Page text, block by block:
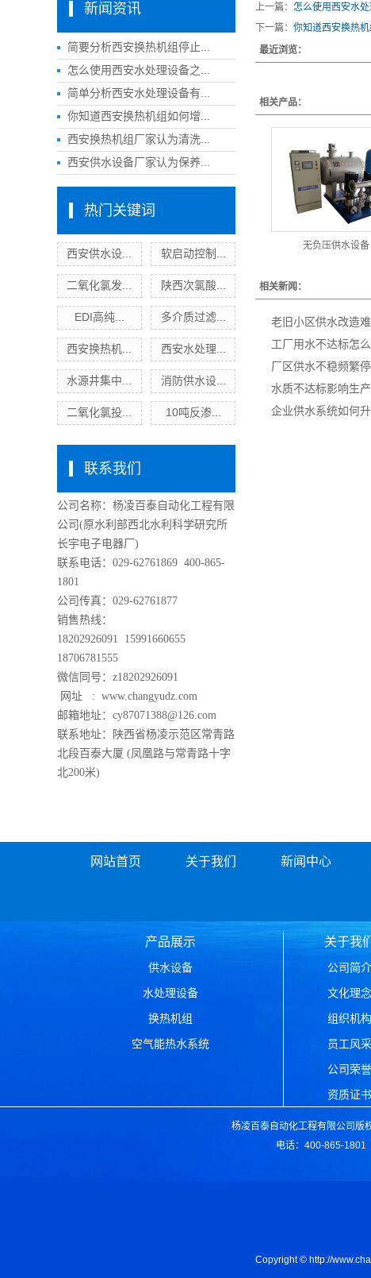
新闻资讯
简要分析西安换热机组停止...
怎么使用西安水处理设备之...
简单分析西安水处理设备有...
你知道西安换热机组如何增...
西安换热机组厂家认为清洗...
西安供水设备厂家认为保养...
热门关键词
西安供水设... 软启动控制...
二氧化氯发... 陕西次氯酸...
EDI高纯... 多介质过滤...
西安换热机... 西安水处理...
水源井集中... 消防供水设...
二氧化氯投... 10吨反渗...
联系我们
公司名称：杨凌百泰自动化工程有限
公司 (原水利部西北水利科学研究所
长宇电子电器厂)
联系电话：029-62761869 400-865-
1801
公司传真：029-62761877
销售热线：
18202926091 15991660655
18706781555
微信同号：z18202926091
网址 : www.changyudz.com
邮箱地址：cy87071388@126.com
联系地址：陕西省杨凌示范区常青路
北段百泰大厦 (凤凰路与常青路十字
北200米)
上一篇： 怎么使用西安水
下一篇： 你知道西安换热机
最近浏览：
相关产品：
无负压供水设备
相关新闻：
老旧小区供水改造
工厂用水不达标怎
厂区供水不稳频繁
水质不达标影响生
企业供水系统如何
网站首页 关于我们 新闻中心
产品展示
供水设备
水处理设备
换热机组
空气能热水系统
关于我们
公司简介
文化理念
组织机构
员工风采
公司荣誉
资质证书
杨凌百泰自动化工程有限公司
电话：400-865-
Copyright © http://